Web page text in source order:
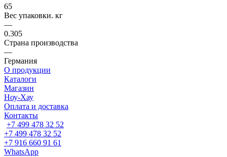
65
Вес упаковки. кг
—
0.305
Страна производства
—
Германия
О продукции
Каталоги
Магазин
Ноу-Хау
Оплата и доставка
Контакты
+7 499 478 32 52
+7 499 478 32 52
+7 916 660 91 61
WhatsApp